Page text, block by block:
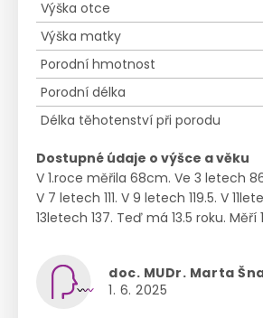
Výška otce
Výška matky
Porodní hmotnost
Porodní délka
Délka těhotenství při porodu
Dostupné údaje o výšce a věku
V 1.roce měřila 68cm. Ve 3 letech
V 7 letech 111. V 9 letech 119.5. V
13letech 137. Teď má 13.5 roku. Měří
doc. MUDr. Marta
1. 6. 2025